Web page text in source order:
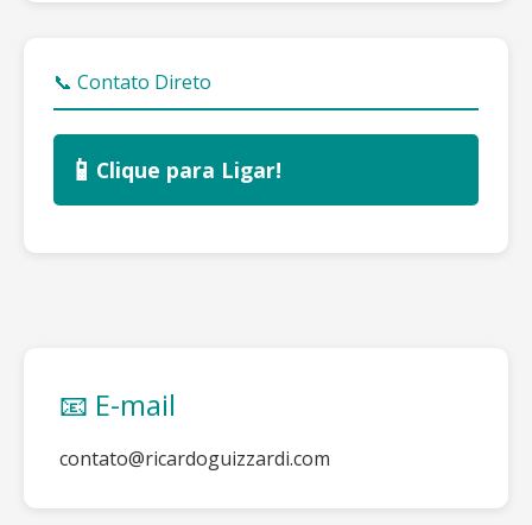
📞 Contato Direto
📱 Clique para Ligar!
📧 E-mail
contato@ricardoguizzardi.com